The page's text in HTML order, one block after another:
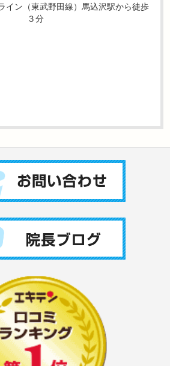
イン（東武野田線）馬込沢駅から徒歩
３分